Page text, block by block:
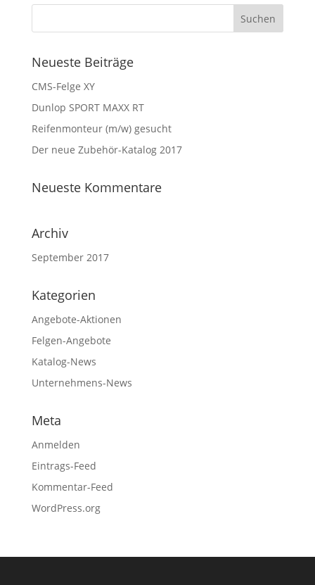
Neueste Beiträge
CMS-Felge XY
Dunlop SPORT MAXX RT
Reifenmonteur (m/w) gesucht
Der neue Zubehör-Katalog 2017
Neueste Kommentare
Archiv
September 2017
Kategorien
Angebote-Aktionen
Felgen-Angebote
Katalog-News
Unternehmens-News
Meta
Anmelden
Eintrags-Feed
Kommentar-Feed
WordPress.org